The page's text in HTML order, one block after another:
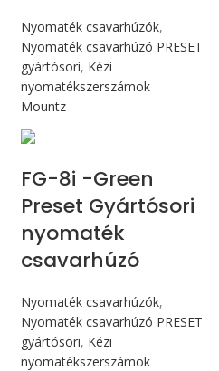
Nyomaték csavarhúzók,
Nyomaték csavarhúzó PRESET
gyártósori, Kézi
nyomatékszerszámok
Mountz
FG-8i -Green
Preset Gyártósori
nyomaték
csavarhúzó
Nyomaték csavarhúzók,
Nyomaték csavarhúzó PRESET
gyártósori, Kézi
nyomatékszerszámok